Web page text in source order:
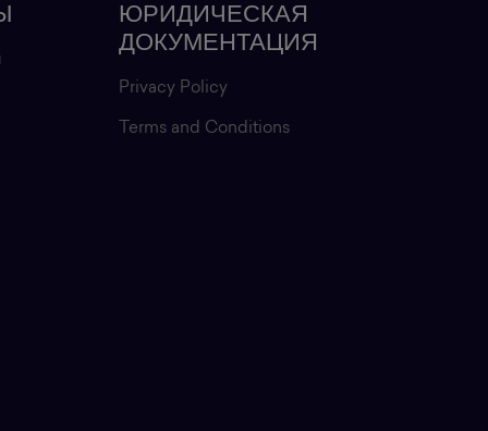
ЮРИДИЧЕСКАЯ
ДОКУМЕНТАЦИЯ
Privacy Policy
Terms and Conditions